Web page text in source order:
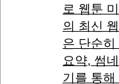
로 웹툰
의 최신
은 단순
요약, 썸
기를 통